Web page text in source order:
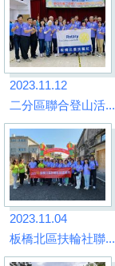
2023.11.12
二分區聯合登山活...
2023.11.04
板橋北區扶輪社聯...